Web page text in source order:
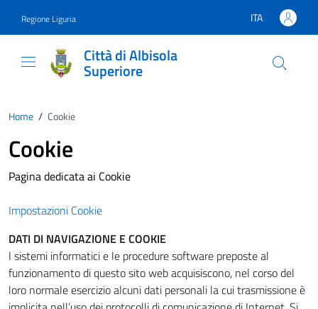
Regione Liguria Lingua attiva:
ITA
Città di Albisola
Superiore
Home / Cookie
Cookie
Pagina dedicata ai Cookie
Impostazioni Cookie
DATI DI NAVIGAZIONE E COOKIE
I sistemi informatici e le procedure software preposte al
funzionamento di questo sito web acquisiscono, nel corso del
loro normale esercizio alcuni dati personali la cui trasmissione è